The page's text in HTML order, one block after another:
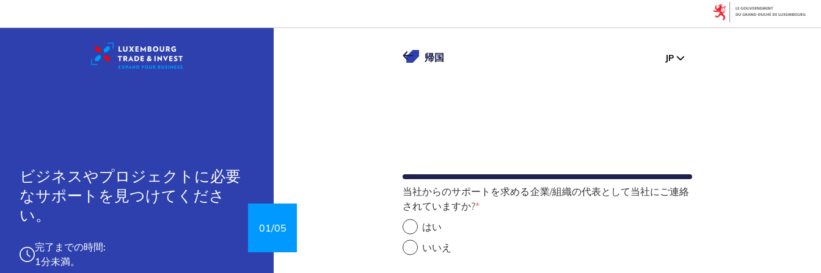
ビジネスやプロジェクトに必要
なサポートを見つけてくださ
い。
完了までの時間:
1分未満。
01/05
Step 4 of 5
帰国 JP
当社からのサポートを求める企業/組織の代表として当社にご連絡
されていますか?
はい
いいえ